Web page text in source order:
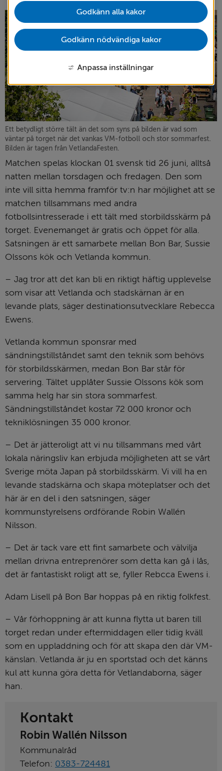
Godkänn alla kakor
Godkänn nödvändiga kakor
Anpassa inställningar
Ett betydligt större tält än det som syns på bilden är vad som
väntar på torget när det vankas VM-fotboll och stor sommarfest.
Bilden är tagen från VetlandaFesten.
Matchen spelas klockan 01 svensk tid 26 juni, alltså
natten mellan torsdagen och fredagen. Den som
inte vill sitta hemma framför tv:n har möjlighet att se
matchen tillsammans med andra
fotbollsintresserade i ett tält med storbildsskärm på
torget. Evenemanget är gratis och öppet för alla.
Satsningen är ett samarbete mellan Bon Bar, Sussie
Olssons kök och Vetlanda kommun.
– Jag tror att det kan bli en riktigt häftig upplevelse
som visar att Vetlanda och stadskärnan är en
levande plats, säger destinationsutvecklare Rebecca
Ewens.
Vetlanda kommun sponsrar med
sändningstillståndet samt den teknik som behövs
för storbildsskärmen, medan Bon Bar står för
servering. Tältet upplåter Sussie Olssons kök som
samma helg har sin stora sommarfest.
Sändningstillståndet kostar 72 000 kronor och
tekniklösningen 35 000 kronor.
– Det är jätteroligt att vi nu tillsammans med vårt
lokala näringsliv kan erbjuda möjligheten att se vårt
Sverige möta Japan på storbildsskärm. Vi vill ha en
levande stadskärna och skapa möteplatser och det
här är en del i den satsningen, säger
kommunstyrelsens ordförande Robin Wallén
Nilsson.
– Det är tack vare ett fint samarbete och välvilja
mellan drivna entreprenörer som detta kan gå i lås,
det är fantastiskt roligt att se, fyller Rebcca Ewens i.
Adam Lisell på Bon Bar hoppas på en riktig folkfest.
– Vår förhoppning är att kunna flytta ut baren till
torget redan under eftermiddagen eller tidig kväll
som en uppladdning och för att skapa den där VM-
känslan. Vetlanda är ju en sportstad och det känns
kul att kunna göra detta för Vetlandaborna, säger
han.
Kontakt
Robin Wallén Nilsson
Kommunalråd
Telefon: 0383-724481